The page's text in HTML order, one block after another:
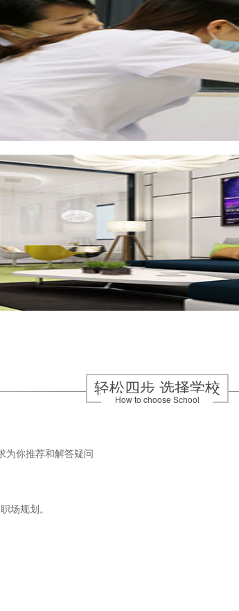
轻松四步 选择学校
How to choose School
为你推荐和解答疑问
场规划。